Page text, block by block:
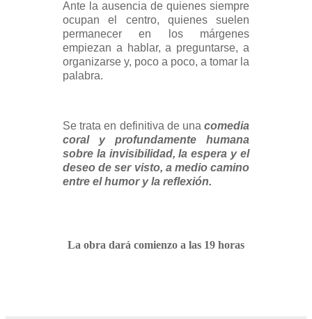
Ante la ausencia de quienes siempre
ocupan el centro, quienes suelen
permanecer en los márgenes
empiezan a hablar, a preguntarse, a
organizarse y, poco a poco, a tomar la
palabra.
Se trata en definitiva de una comedia
coral y profundamente humana
sobre la invisibilidad, la espera y el
deseo de ser visto, a medio camino
entre el humor y la reflexión.
La obra dará comienzo a las 19 horas